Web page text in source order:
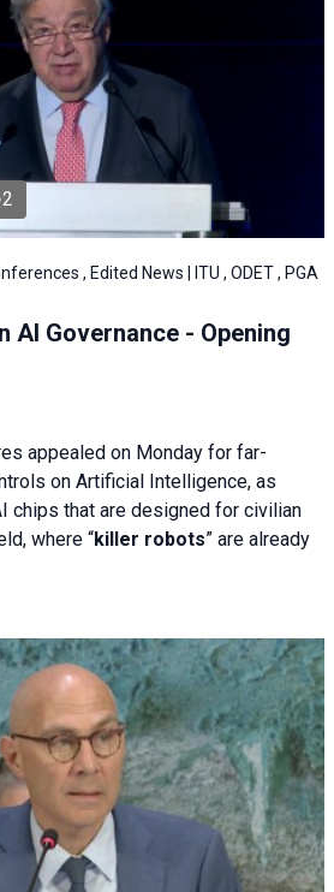
2
, Edited News | ITU , ODET , PGA
AI Governance - Opening
appealed on Monday for far-
on Artificial Intelligence, as
chips that are designed for civilian
where “killer robots” are already